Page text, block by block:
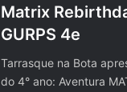
Matrix
GURPS 4e
Tarrasque na Bota
do 4° ano: Aventura